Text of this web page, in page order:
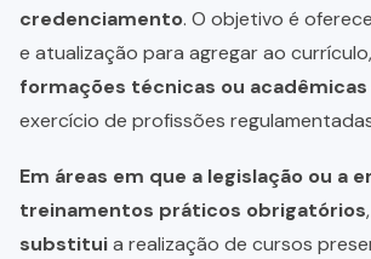
credenciamento. O objetivo é
e atualização para agregar ao currículo,
formações técnicas ou acadêmicas
exercício de profissões
Em áreas em que a legislação ou a
treinamentos práticos obrigatórios
substituia realização de cursos